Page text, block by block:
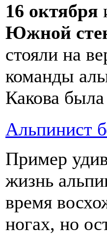
16 октября
Южной
стояли на
команды
Какова была
Альпинист
Пример
жизнь
время
ногах, но